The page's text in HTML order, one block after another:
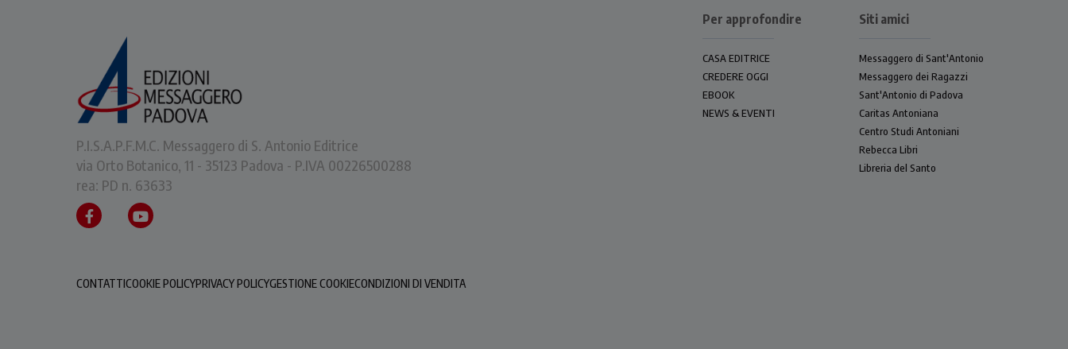
P.I.S.A.P.F.M.C. Messaggero di S. Antonio Editrice
via Orto Botanico, 11 - 35123 Padova - P.IVA 00226500288
rea: PD n. 63633
CONTATTICOOKIE POLICYPRIVACY POLICYGESTIONE COOKIECONDIZIONI DI VENDITA
Per approfondire
CASA EDITRICE
CREDERE OGGI
EBOOK
NEWS & EVENTI
Siti amici
Messaggero di Sant'Antonio
Messaggero dei Ragazzi
Sant'Antonio di Padova
Caritas Antoniana
Centro Studi Antoniani
Rebecca Libri
Libreria del Santo